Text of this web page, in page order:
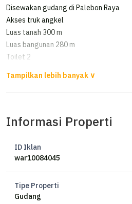
Disewakan gudang di Palebon Raya
Akses truk angkel
Luas tanah 300 m
Luas bangunan 280 m
Toilet 2
Listrik 2200W token
Harga 120jt per th
info hub Swanny
Informasi Properti
ID Iklan
war10084045
Tipe Properti
Gudang